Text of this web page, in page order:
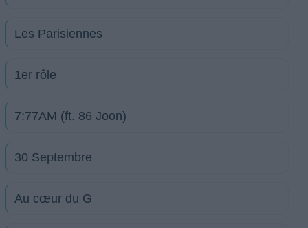
Les Parisiennes
1er rôle
7:77AM (ft. 86 Joon)
30 Septembre
Au cœur du G